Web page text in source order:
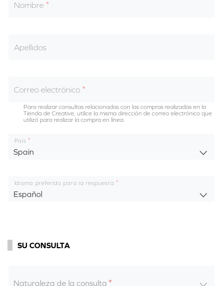
Nombre
Apellidos
Correo electrónico
Para realizar consultas relacionadas con las compras realizadas en la
Tienda de Creative, utilice la misma dirección de correo electrónico que
utilizó para realizar la compra en línea.
País
Spain
Idioma preferido para la respuesta
Español
SU CONSULTA
Naturaleza de la consulta